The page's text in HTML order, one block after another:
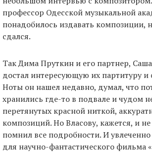
профессор Одесской музыкальной
понадобилось издавать композиции,
сдался.
Так Дима Пруткин и его партнер,
достал интересующую их партитуру
Ноты он нашел недавно, думал, что
хранились где-то в подвале и чудом
перетянутых красной ниткой,
композиций. Но Власову, кажется, и
помнил все подробности. И
для научно-фантастического фильма